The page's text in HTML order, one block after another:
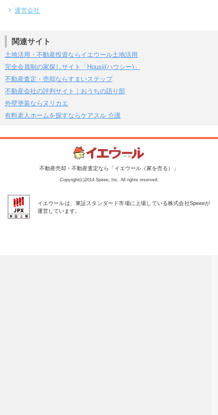
運営会社
関連サイト
土地活用・不動産投資ならイエウール土地活用
完全会員制の家探しサイト「Housii(ハウシー)」
不動産査定・売却ならすまいステップ
不動産会社の評判サイト｜おうちの語り部
外壁塗装ならヌリカエ
有料老人ホームを探すならケアスル 介護
不動産売却・不動産査定なら「イエウール（家を売る）」
Copyright(c)2014 Speee, Inc. All rights reserved.
イエウールは、東証スタンダード市場に上場している株式会社Speeeが
運営しています。